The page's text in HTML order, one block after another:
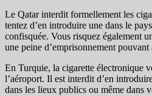
Le Qatar interdit formellement les
tentez d’en introduire une dans le
confisquée. Vous risquez également
une peine d’emprisonnement
En Turquie, la cigarette électronique
l’aéroport. Il est interdit d’en
dans les lieux publics ou même dans